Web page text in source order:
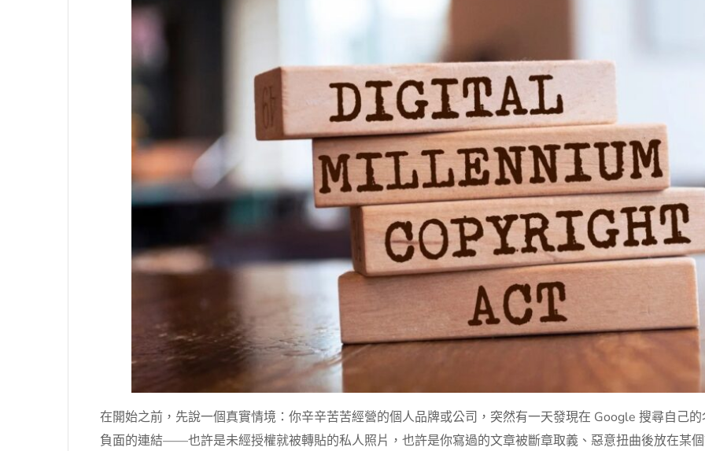
在開始之前，先說一個真實情境：你辛辛苦苦經營的個人品牌或公司，突然有一天發現在 Google 搜尋自己
負面的連結——也許是未經授權就被轉貼的私人照片，也許是你寫過的文章被斷章取義、惡意扭曲後放在某